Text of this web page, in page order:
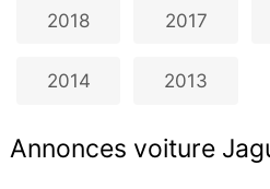
2018 2017
2014 2013
Annonces voiture